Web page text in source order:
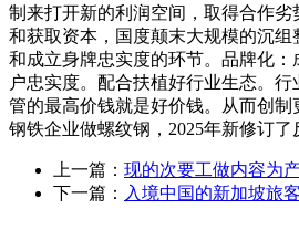
制来打开新的利润空间，取得合作
和获取资本，国度颠末大规模的沉
和成立身牌忠实度的环节。品牌化
户忠实度。配合扶植好行业生态。
管的最高价钱就是好价钱。从而创
钢铁企业做螺纹钢，2025年新修订了
上一篇： 现的次要工做内容为
下一篇： 入境中国的新加坡旅